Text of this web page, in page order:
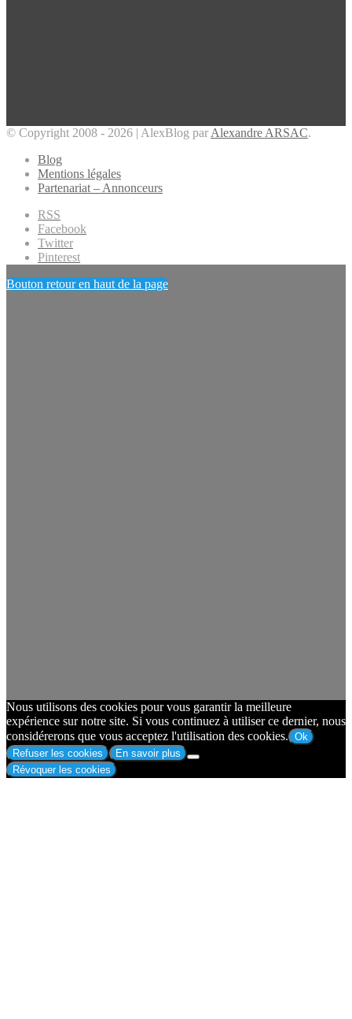
© Copyright 2008 - 2026 | AlexBlog par Alexandre ARSAC.
Blog
Mentions légales
Partenariat – Annonceurs
RSS
Facebook
Twitter
Pinterest
Bouton retour en haut de la page
Nous utilisons des cookies pour vous garantir la meilleure
expérience sur notre site. Si vous continuez à utiliser ce dernier, nous
considérerons que vous acceptez l'utilisation des cookies. Ok
Refuser les cookies
En savoir plus
Révoquer les cookies